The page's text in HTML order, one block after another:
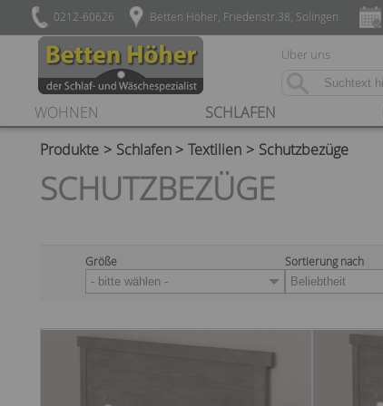
0212-60626 Betten Höher, Friedenstr.38, Solingen
Über uns
WOHNEN SCHLAFEN
Produkte
Schlafen Textilien Schutzbezüge
SCHUTZBEZÜGE
Größe
- bitte wählen -
Sortierung nach
Beliebtheit